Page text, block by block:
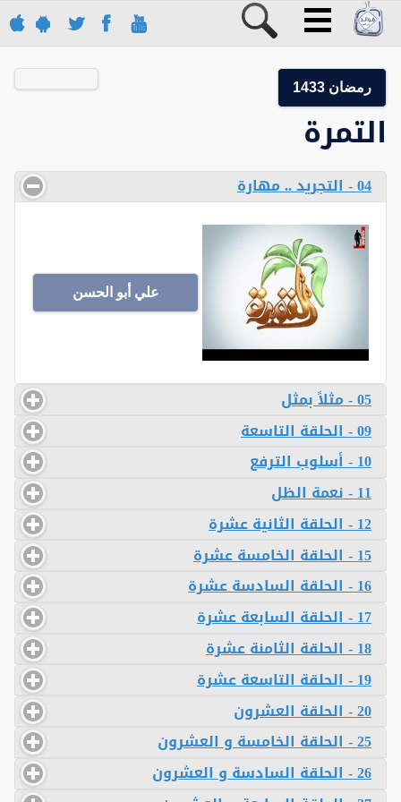
رمضان 1433
التمرة
04 - التجريد .. مهارة
علي أبو الحسن
05 - مثلاً بمثل
09 - الحلقة التاسعة
10 - أسلوب الترفع
11 - نعمة الظل
12 - الحلقة الثانية عشرة
15 - الحلقة الخامسة عشرة
16 - الحلقة السادسة عشرة
17 - الحلقة السابعة عشرة
18 - الحلقة الثامنة عشرة
19 - الحلقة التاسعة عشرة
20 - الحلقة العشرون
25 - الحلقة الخامسة و العشرون
26 - الحلقة السادسة و العشرون